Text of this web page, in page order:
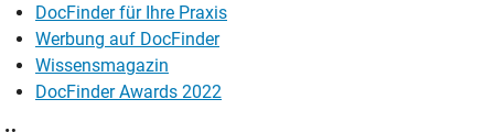
DocFinder für Ihre Praxis
Werbung auf DocFinder
Wissensmagazin
DocFinder Awards 2022